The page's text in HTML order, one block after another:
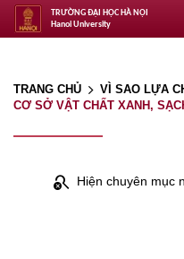
TRƯỜNG ĐẠI HỌC HÀ NỘI
Hanoi University
TRANG CHỦ arrow_forward_ios VÌ SAO LỰA
CƠ SỞ VẬT CHẤT XANH,
search_off Hiện chuyên mục